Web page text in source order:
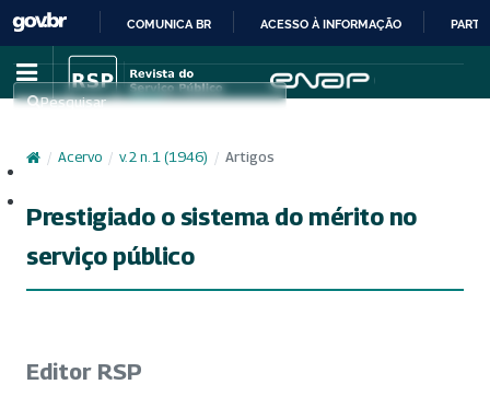
IR
PARA
CONTEÚDO
COMUNICA BR ACESSO À INFORMAÇÃO
Pesquisar
/ Acervo / v. 2 n. 1 (1946) / Artigos
Prestigiado o sistema do mérito no
serviço público
Editor RSP